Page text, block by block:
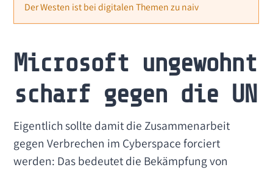
Der Westen ist bei digitalen Themen zu naiv
Microsoft ungewohnt
scharf gegen die UN
Eigentlich sollte damit die Zusammenarbeit
gegen Verbrechen im Cyberspace forciert
werden: Das bedeutet die Bekämpfung von